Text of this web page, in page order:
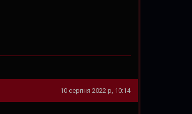
10 серпня 2022 р, 10:14